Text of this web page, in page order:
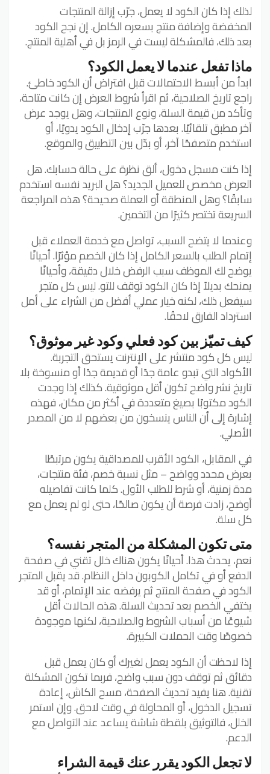
لذلك إذا كان الكود لا يعمل، جرّب إزالة المنتجات
المخفضة وإضافة منتج بسعره الكامل. إن نجح الكود
بعد ذلك، فالمشكلة ليست في الرمز بل في أهلية المنتج.
ماذا تفعل عندما لا يعمل الكود؟
ابدأ من أبسط الاحتمالات قبل افتراض أن الكود خاطئ.
راجع تاريخ الصلاحية، ثم اقرأ شروط العرض إن كانت متاحة،
وتأكد من قيمة السلة، ونوع المنتجات، وهل يوجد عرض
آخر مطبق تلقائيًا. بعدها جرّب إدخال الكود يدويًا، أو
استخدم متصفحًا آخر، أو بدّل بين التطبيق والموقع.
إذا كنت مسجل دخول، ألق نظرة على حالة حسابك. هل
العرض مخصص للعميل الجديد؟ هل البريد نفسه استخدم
سابقًا؟ وهل المنطقة أو العملة صحيحة؟ هذه المراجعة
السريعة تختصر كثيرًا من التخمين.
وعندما لا يتضح السبب، تواصل مع خدمة العملاء قبل
إتمام الطلب بالسعر الكامل إذا كان الخصم مؤثرًا. أحيانًا
يوضح لك الموظف سبب الرفض خلال دقيقة، وأحيانًا
يمنحك بديلاً إذا كان الكود توقف للتو. ليس كل متجر
سيفعل ذلك، لكنه خيار عملي أفضل من الشراء على أمل
استرداد الفارق لاحقًا.
كيف تميّز بين كود فعلي وكود غير موثوق؟
ليس كل كود منتشر على الإنترنت يستحق التجربة.
الأكواد التي تبدو عامة جدًا أو قديمة جدًا أو منسوخة بلا
تاريخ نشر واضح تكون أقل موثوقية. كذلك إذا وجدت
الكود مكتوبًا بصيغ متعددة في أكثر من مكان، فهذه
إشارة إلى أن الناس ينسخون من بعضهم لا من المصدر
الأصلي.
في المقابل، الكود الأقرب للمصداقية يكون مرتبطًا
بعرض محدد وواضح – مثل نسبة خصم، فئة منتجات،
مدة زمنية، أو شرط للطلب الأول. كلما كانت تفاصيله
أوضح، زادت فرصة أن يكون صالحًا، حتى لو لم يعمل مع
كل سلة.
متى تكون المشكلة من المتجر نفسه؟
نعم، يحدث هذا. أحيانًا يكون هناك خلل تقني في صفحة
الدفع أو في تكامل الكوبون داخل النظام. قد يقبل المتجر
الكود في صفحة المنتج ثم يرفضه عند الإتمام، أو قد
يختفي الخصم بعد تحديث السلة. هذه الحالات أقل
شيوعًا من أسباب الشروط والصلاحية، لكنها موجودة
خصوصًا وقت الحملات الكبيرة.
إذا لاحظت أن الكود يعمل لغيرك أو كان يعمل قبل
دقائق ثم توقف دون سبب واضح، فربما تكون المشكلة
تقنية. هنا يفيد تحديث الصفحة، مسح الكاش، إعادة
تسجيل الدخول، أو المحاولة في وقت لاحق. وإن استمر
الخلل، فالتوثيق بلقطة شاشة يساعد عند التواصل مع
الدعم.
لا تجعل الكود يقرر عنك قيمة الشراء